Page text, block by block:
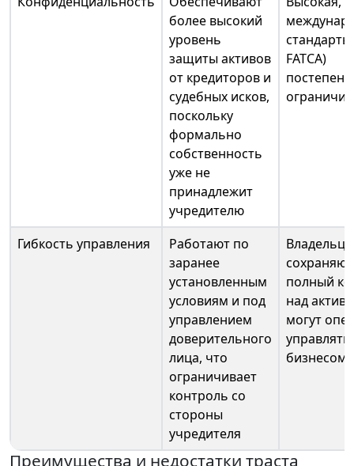
более высокий
уровень
защиты активов
от кредиторов и
судебных исков,
поскольку
формально
собственность
уже не
принадлежит
учредителю
стандарты
FATCA)
Гибкость управления
Работают по
заранее
установленным
условиям и под
управлением
доверительного
лица, что
ограничивает
контроль со
стороны
учредителя
Владельцы
сохраняют
полный
над
могут
управлять
бизнесом
Преимущества и недостатки траста